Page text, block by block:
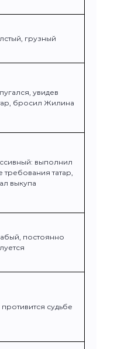
грузный
увидев
бросил Жилина
выполнил
требования татар,
выкупа
постоянно
судьбе